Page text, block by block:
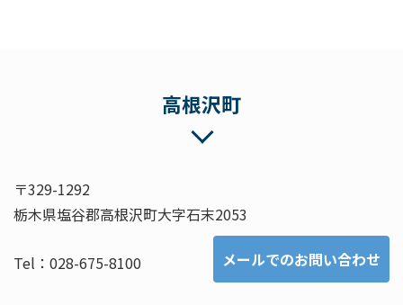
高根沢町
〒329-1292
栃木県塩谷郡高根沢町大字石末2053
Tel：028-675-8100 メールでのお問い合わせ